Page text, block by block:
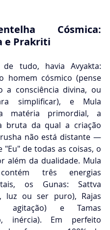
Cósmica:
e Prakriti
tudo, havia Avyakta:
homem cósmico (pense
a consciência divina, ou
simplificar), e Mula
matéria primordial, a
bruta da qual a criação
não está distante —
"Eu" de todas as coisas, o
além da dualidade. Mula
três energias
os Gunas: Sattva
luz ou ser puro), Rajas
agitação) e Tamas
inércia). Em perfeito